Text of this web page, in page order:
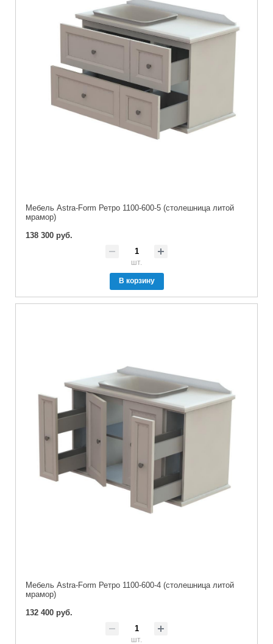
Мебель Astra-Form Ретро 1100-600-5 (столешница литой
мрамор)
138 300 руб.
шт.
В корзину
Мебель Astra-Form Ретро 1100-600-4 (столешница литой
мрамор)
132 400 руб.
шт.